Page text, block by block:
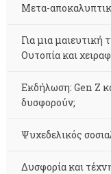
Μετα-
Για μια μαιευτική
Ουτοπία και
Εκδήλωση: Gen Z
δυσφορούν;
Ψυχεδελικός
Δυσφορία και